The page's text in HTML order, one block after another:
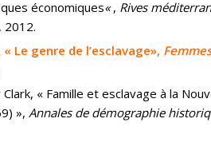
économiques«, Rives
2012.
« Le genre de l’esclavage»,
Clark, « Famille et esclavage à la
», Annales de démographie